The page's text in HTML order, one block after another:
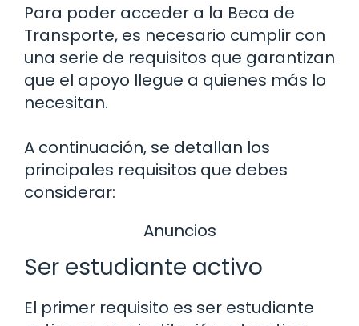
Para poder acceder a la Beca de
Transporte, es necesario cumplir con
una serie de requisitos que garantizan
que el apoyo llegue a quienes más lo
necesitan.
A continuación, se detallan los
principales requisitos que debes
considerar:
Anuncios
Ser estudiante activo
El primer requisito es ser estudiante